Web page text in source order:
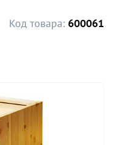
Код товара: 600061